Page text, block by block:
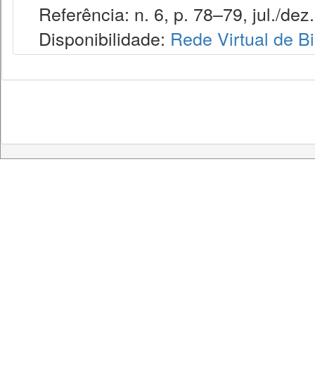
Referência: n. 6, p. 78–79, jul./
Disponibilidade: Rede Virtual de